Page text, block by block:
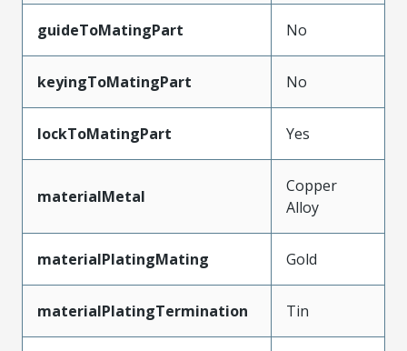
guideToMatingPart No
keyingToMatingPart No
lockToMatingPart Yes
materialMetal
Copper
Alloy
materialPlatingMating Gold
materialPlatingTermination Tin